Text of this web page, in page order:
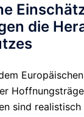
die
sind